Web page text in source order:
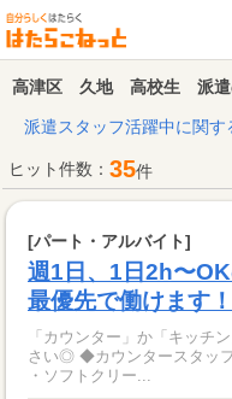
高津区 久地 高校生 派遣
派遣スタッフ活躍中に関す
ヒット件数： 35件
[パート・アルバイト]
週1日、1日2h〜
最優先で働けます！
「カウンター」か「キッチ
さい◎ ◆カウンタースタッフ ・レジでの接客、注文 ・ドリンク作り
・ソフトクリー...